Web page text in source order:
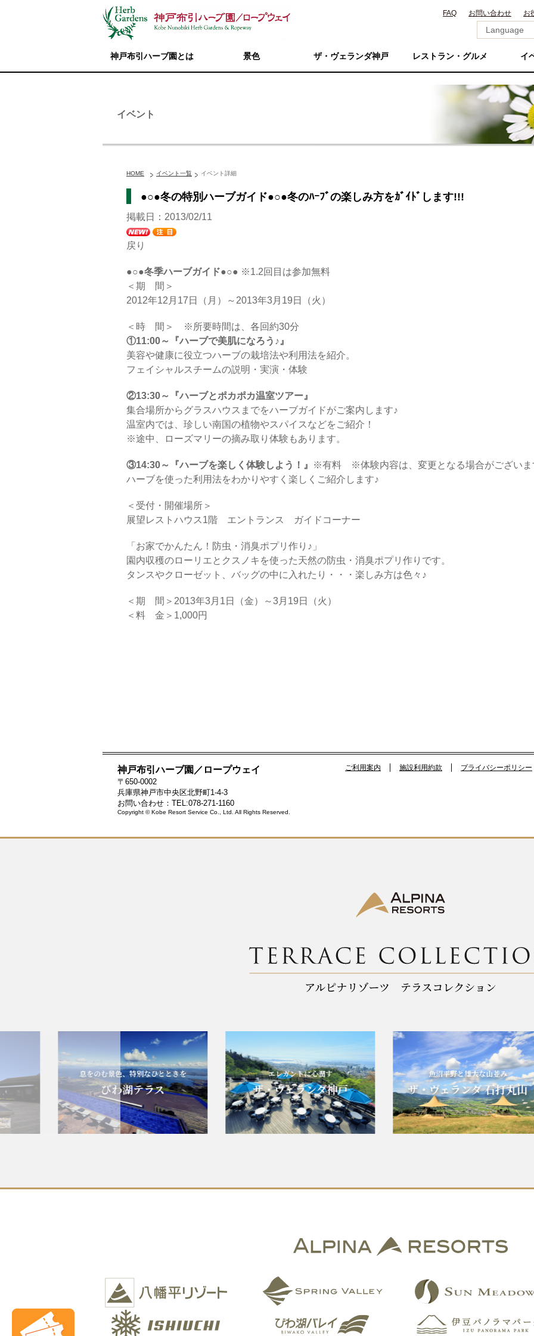
FAQ お問い合わせ お
神戸布引ハーブ園とは 景色 ザ・ヴェランダ神戸 レストラン・グルメ イ
イベント
HOME イベント一覧 イベント詳細
●○●冬の特別ハーブガイド●○●冬のﾊｰﾌﾞの楽しみ方をｶﾞｲﾄﾞします!!!
掲載日：2013/02/11
戻り
●○●冬季ハーブガイド●○● ※1.2回目は参加無料
＜期 間＞
2012年12月17日（月）～2013年3月19日（火）
＜時 間＞ ※所要時間は、各回約30分
①11:00～『ハーブで美肌になろう♪』
美容や健康に役立つハーブの栽培法や利用法を紹介。
フェイシャルスチームの説明・実演・体験
②13:30～『ハーブとポカポカ温室ツアー』
集合場所からグラスハウスまでをハーブガイドがご案内します♪
温室内では、珍しい南国の植物やスパイスなどをご紹介！
※途中、ローズマリーの摘み取り体験もあります。
③14:30～『ハーブを楽しく体験しよう！』
※有料 ※体験内容は、変更となる場合がございま
ハーブを使った利用法をわかりやすく楽しくご紹介します♪
＜受付・開催場所＞
展望レストハウス1階 エントランス ガイドコーナー
「お家でかんたん！防虫・消臭ポプリ作り♪」
園内収穫のローリエとクスノキを使った天然の防虫・消臭ポプリ作りです。
タンスやクローゼット、バッグの中に入れたり・・・楽しみ方は色々♪
＜期 間＞2013年3月1日（金）～3月19日（火）
＜料 金＞1,000円
神戸布引ハーブ園／ロープウェイ
〒650-0002
兵庫県神戸市中央区北野町1-4-3
お問い合わせ：TEL:078-271-1160
Copyright © Kobe Resort Service Co., Ltd. All Rights Reserved.
息をのむ景色、特別なひとときを
びわ湖テラス
エレガントに心潤す
ザ・ヴェランダ神戸
魚沼平野と雄大な山並み
ザ・ヴェランダ 石打丸山
ご利用案内 施設利用約款 プライバシーポリシー